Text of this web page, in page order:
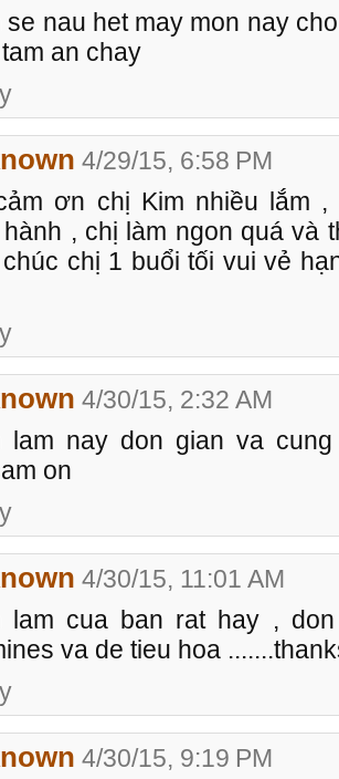
se nau het may mon nay
an chay
4/29/15, 6:58 PM
ơn chị Kim nhiều lắm
, chị làm ngon quá và
chị 1 buổi tối vui vẻ
4/30/15, 2:32 AM
lam nay don gian va
on
4/30/15, 11:01 AM
lam cua ban rat hay ,
va de tieu hoa
4/30/15, 9:19 PM